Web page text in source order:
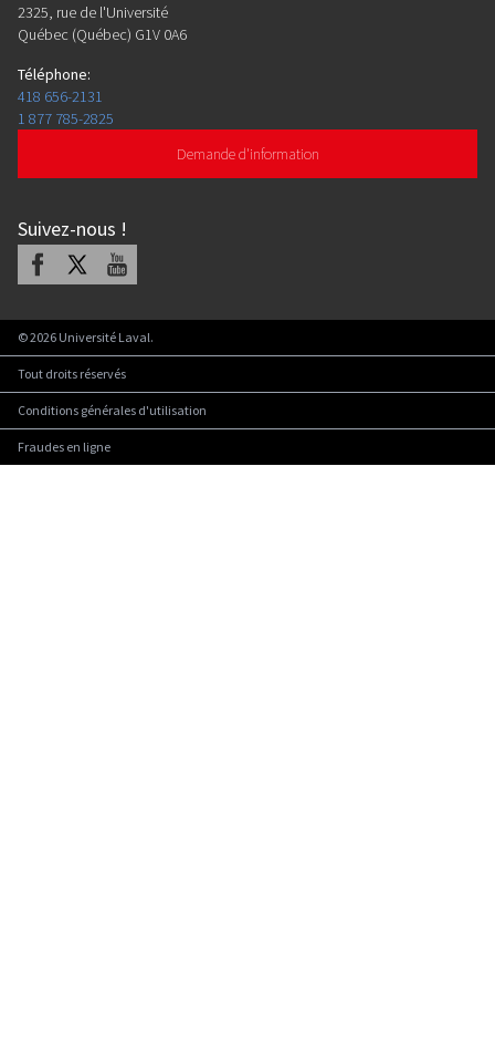
2325, rue de l'Université
Québec (Québec) G1V 0A6
Téléphone:
418 656-2131
1 877 785-2825
Demande d'information
Suivez-nous !
Facebook Youtube
©2026 Université Laval.
Tout droits réservés
Conditions générales d'utilisation
Fraudes en ligne